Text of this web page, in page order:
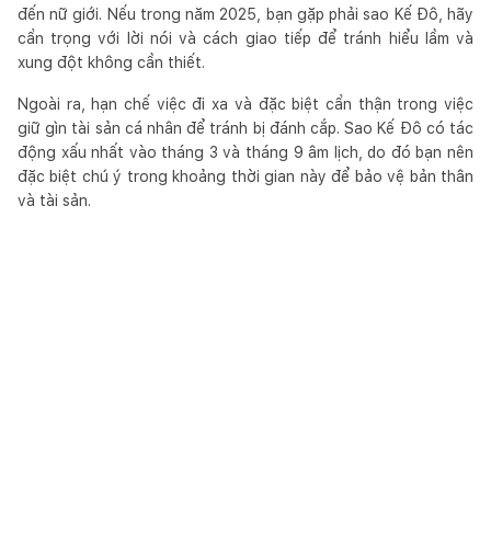
đến nữ giới. Nếu trong năm 2025, bạn gặp phải sao Kế Đô, hãy
cẩn trọng với lời nói và cách giao tiếp để tránh hiểu lầm và
xung đột không cần thiết.
Ngoài ra, hạn chế việc đi xa và đặc biệt cẩn thận trong việc
giữ gìn tài sản cá nhân để tránh bị đánh cắp. Sao Kế Đô có tác
động xấu nhất vào tháng 3 và tháng 9 âm lịch, do đó bạn nên
đặc biệt chú ý trong khoảng thời gian này để bảo vệ bản thân
và tài sản.